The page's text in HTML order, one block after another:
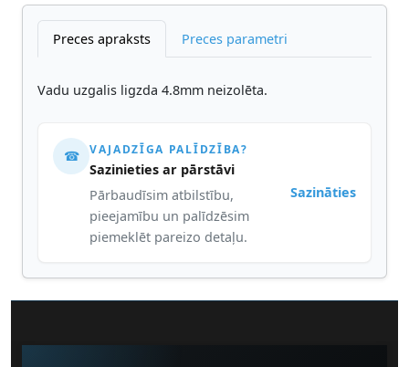
Preces apraksts Preces parametri
Vadu uzgalis ligzda 4.8mm neizolēta.
☎ VAJADZĪGA PALĪDZĪBA?
Sazinieties ar pārstāvi
Pārbaudīsim atbilstību,
pieejamību un palīdzēsim
piemeklēt pareizo detaļu.
Sazināties